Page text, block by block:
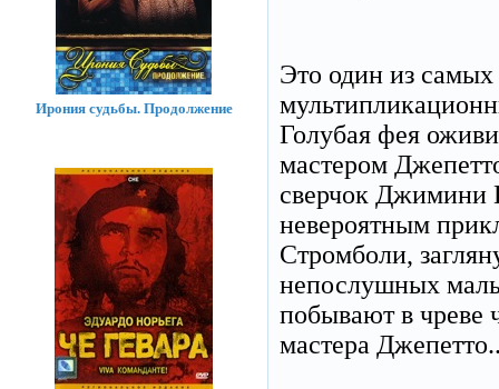
Это один из
Голубая фея
мастером
сверчок Джимини
невероятным
Стромболи,
непослушных
побывают в чреве
мастера
Ирония судьбы. Продолжение